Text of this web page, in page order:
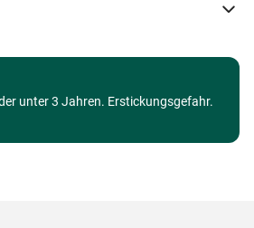
Ravensburger
Puzzle Meerjungfrauen
ab 4 Jahre (21 bis 30 Teile)
unter 3 Jahren. Erstickungsgefahr.